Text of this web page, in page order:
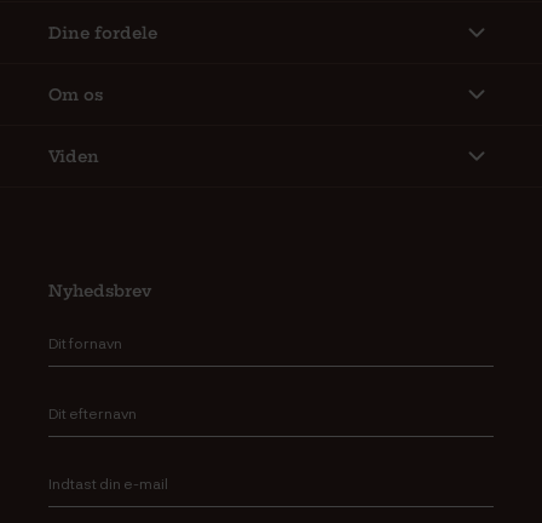
Dine fordele
Om os
Viden
Nyhedsbrev